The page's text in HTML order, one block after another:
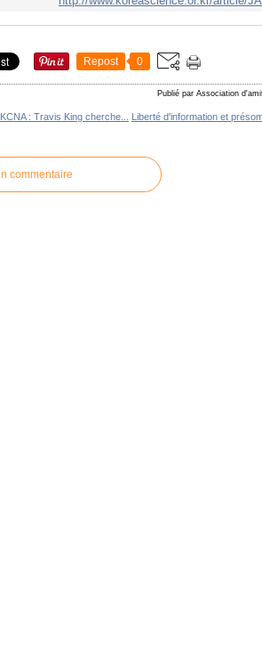
Repost 0
Publié par Association
: Travis King cherche... Liberté d'information et
commentaire